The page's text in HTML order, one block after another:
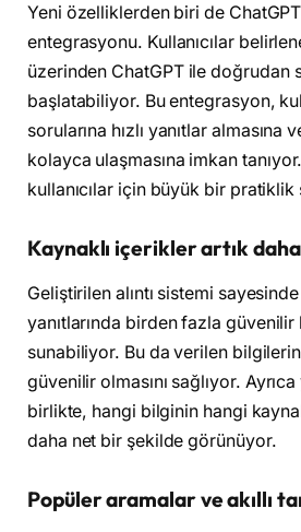
Yeni özelliklerden biri de
entegrasyonu. Kullanıcılar
üzerinden ChatGPT ile doğrudan
başlatabiliyor. Bu entegrasyon,
sorularına hızlı yanıtlar almasına
kolayca ulaşmasına imkan
kullanıcılar için büyük bir pratiklik
Kaynaklı içerikler artık
Geliştirilen alıntı sistemi
yanıtlarında birden fazla
sunabiliyor. Bu da verilen
güvenilir olmasını sağlıyor.
birlikte, hangi bilginin hangi
daha net bir şekilde görünüyor.
Popüler aramalar ve akıllı